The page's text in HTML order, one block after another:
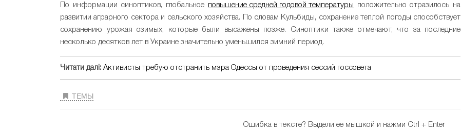
По информации синоптиков, глобальное повышение средней годовой температуры положительно отразилось на
развитии аграрного сектора и сельского хозяйства. По словам Кульбиды, сохранение теплой погоды способствует
сохранению урожая озимых, которые были высажены позже. Синоптики также отмечают, что за последние
несколько десятков лет в Украине значительно уменьшился зимний период.
Читати далі: Активисты требую отстранить мэра Одессы от проведения сессий госсовета
ТЕМЫ
Ошибка в тексте? Выдели ее мышкой и нажми Ctrl + Enter